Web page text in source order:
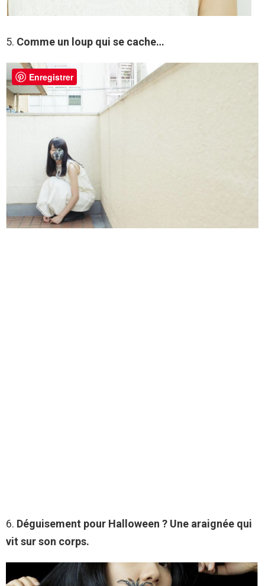
5. Comme un loup qui se cache…
6. Déguisement pour Halloween ? Une araignée qui
vit sur son corps.
Enregistrer